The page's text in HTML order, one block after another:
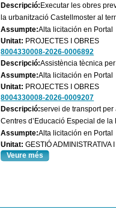
Descripció:Executar les obres
la urbanització Castellmoster al
Assumpte:Alta licitación en Portal
Unitat: PROJECTES I OBRES
8004330008-2026-0006892
Descripció:Assistència tècnica
Assumpte:Alta licitación en Portal
Unitat: PROJECTES I OBRES
8004330008-2026-0009207
Descripció:servei de transport
Centres d’Educació Especial de
Assumpte:Alta licitación en Portal
Unitat:GESTIÓ ADMINISTRATIVA
Veure més